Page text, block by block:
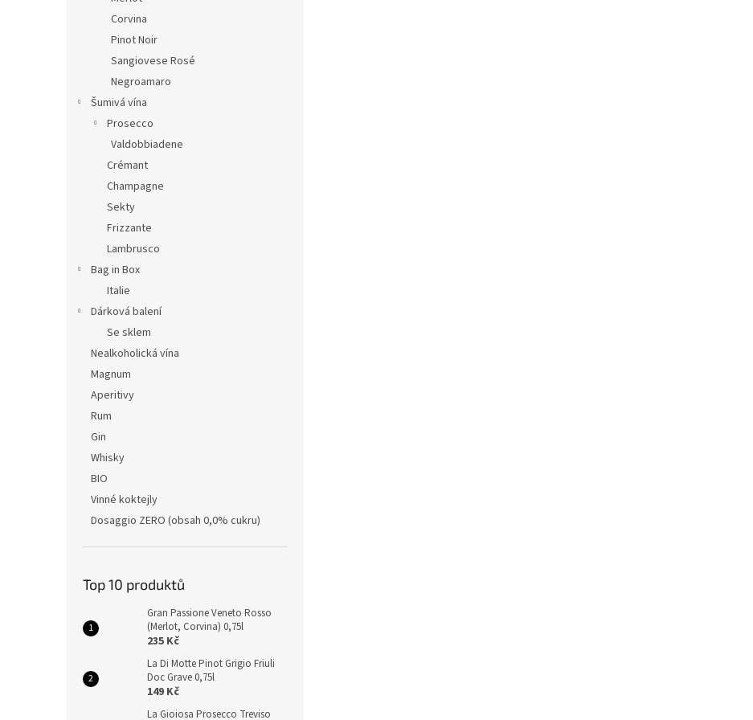
Corvina
Pinot Noir
Sangiovese Rosé
Negroamaro
Šumivá vína
Prosecco
Valdobbiadene
Crémant
Champagne
Sekty
Frizzante
Lambrusco
Bag in Box
Italie
Dárková balení
Se sklem
Nealkoholická vína
Magnum
Aperitivy
Rum
Gin
Whisky
BIO
Vinné koktejly
Dosaggio ZERO (obsah 0,0% cukru)
Top 10 produktů
Gran Passione Veneto Rosso
(Merlot, Corvina) 0,75l
235 Kč
La Di Motte Pinot Grigio Friuli
Doc Grave 0,75l
149 Kč
La Gioiosa Prosecco Treviso